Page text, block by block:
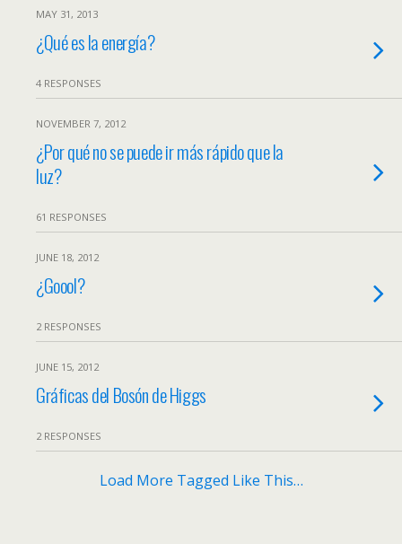
MAY 31, 2013
¿Qué es la energía?
4 RESPONSES
NOVEMBER 7, 2012
¿Por qué no se puede ir más rápido que la
luz?
61 RESPONSES
JUNE 18, 2012
¿Goool?
2 RESPONSES
JUNE 15, 2012
Gráficas del Bosón de Higgs
2 RESPONSES
Load More Tagged Like This…